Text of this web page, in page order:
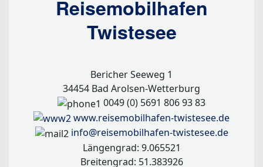
Reisemobilhafen
Twistesee
Bericher Seeweg 1
34454 Bad Arolsen-Wetterburg
0049 (0) 5691 806 93 83
www.reisemobilhafen-twistesee.de
info@reisemobilhafen-twistesee.de
Längengrad: 9.065521
Breitengrad: 51.383926